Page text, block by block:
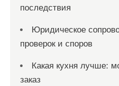
последствия
Юридическое
проверок и споров
Какая кухня лучше:
заказ